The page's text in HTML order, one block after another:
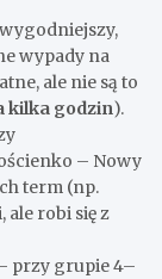
wypady na
ale nie są to
kilka godzin).
– Nowy
term (np.
ale robi się z
przy grupie 4–